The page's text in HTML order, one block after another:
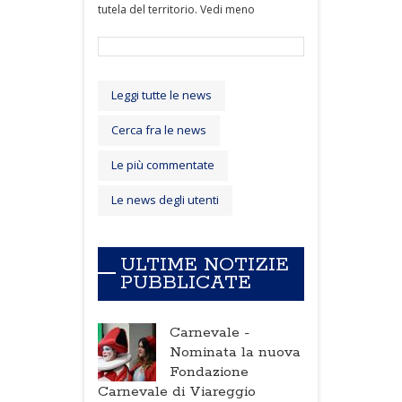
tutela del territorio. Vedi meno
Leggi tutte le news
Cerca fra le news
Le più commentate
Le news degli utenti
ULTIME NOTIZIE
PUBBLICATE
Carnevale -
Nominata la nuova
Fondazione
Carnevale di Viareggio